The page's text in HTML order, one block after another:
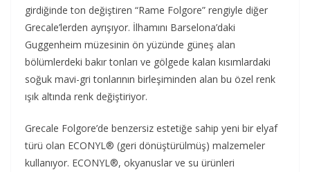
girdiğinde ton değiştiren “Rame Folgore” rengiyle diğer
Grecale’lerden ayrışıyor. İlhamını Barselona’daki
Guggenheim müzesinin ön yüzünde güneş alan
bölümlerdeki bakır tonları ve gölgede kalan kısımlardaki
soğuk mavi-gri tonlarının birleşiminden alan bu özel renk
ışık altında renk değiştiriyor.
Grecale Folgore’de benzersiz estetiğe sahip yeni bir elyaf
türü olan ECONYL® (geri dönüştürülmüş) malzemeler
kullanıyor. ECONYL®, okyanuslar ve su ürünleri